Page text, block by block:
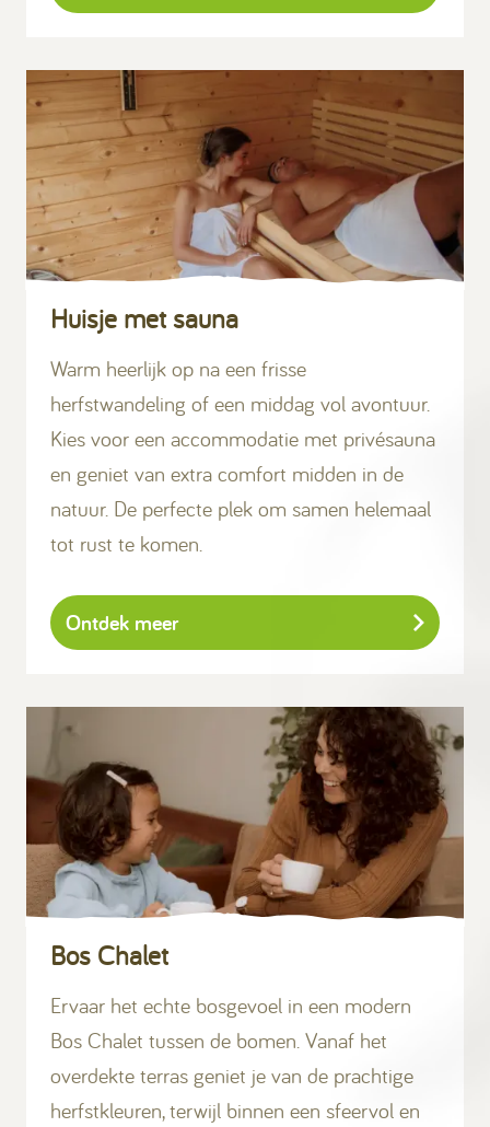
Huisje met sauna
Warm heerlijk op na een frisse
herfstwandeling of een middag vol avontuur.
Kies voor een accommodatie met privésauna
en geniet van extra comfort midden in de
natuur. De perfecte plek om samen helemaal
tot rust te komen.
Ontdek meer
Bos Chalet
Ervaar het echte bosgevoel in een modern
Bos Chalet tussen de bomen. Vanaf het
overdekte terras geniet je van de prachtige
herfstkleuren, terwijl binnen een sfeervol en